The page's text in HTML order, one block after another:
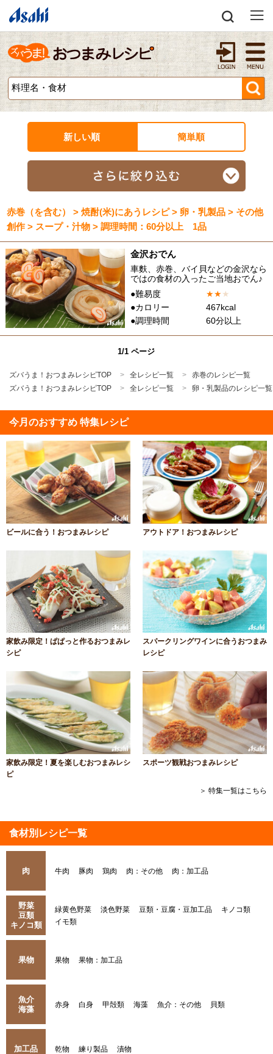
新しい順 簡単順
赤巻（を含む） > 焼酎(米)にあうレシピ > 卵・乳製品 > その他
創作 > スープ・汁物 > 調理時間：60分以上 1品
金沢おでん
車麩、赤巻、バイ貝などの金沢なら
ではの食材の入ったご当地おでん♪
●難易度
★★★
●カロリー
467kcal
●調理時間
60分以上
1/1 ページ
ズバうま！おつまみレシピTOP 全レシピ一覧
赤巻のレシピ一覧
ズバうま！おつまみレシピTOP
全レシピ一覧 卵・乳製品のレシピ一覧
今月のおすすめ 特集レシピ
ビールに合う！おつまみレシピ アウトドア！おつまみレシピ
家飲み限定！ぱぱっと作るおつまみレ
シピ
スパークリングワインに合うおつまみ
レシピ
家飲み限定！夏を楽しむおつまみレシ
ピ
スポーツ観戦おつまみレシピ
＞ 特集一覧はこちら
食材別レシピ一覧
肉 牛肉 豚肉 鶏肉 肉：その他 肉：加工品
野菜
豆類
キノコ類
緑黄色野菜 淡色野菜 豆類・豆腐・豆加工品
キノコ類
イモ類
果物 果物 果物：加工品
魚介
海藻
赤身 白身 甲殻類 海藻 魚介：その他 貝類
加工品 乾物 練り製品 漬物